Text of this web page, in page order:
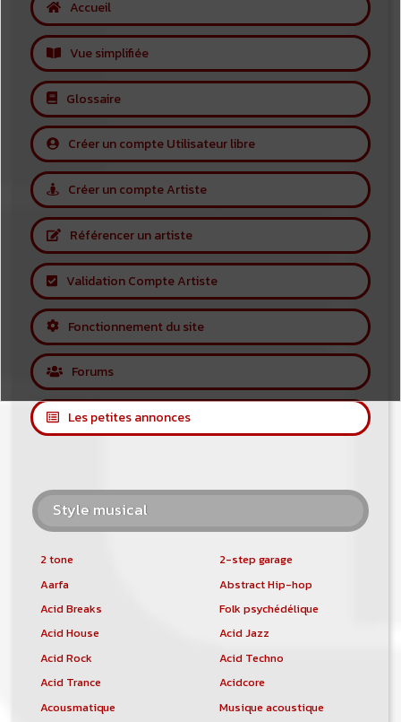
Accueil
Vue simplifiée
Glossaire
Créer un compte Utilisateur libre
Créer un compte Artiste
Référencer un artiste
Validation Compte Artiste
Fonctionnement du site
Forums
Les petites annonces
Style musical
2 tone
2-step garage
Aarfa
Abstract Hip-hop
Acid Breaks
Folk psychédélique
Acid House
Acid Jazz
Acid Rock
Acid Techno
Acid Trance
Acidcore
Acousmatique
Musique acoustique